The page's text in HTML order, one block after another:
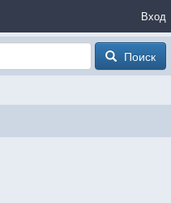
Вход
Поиск